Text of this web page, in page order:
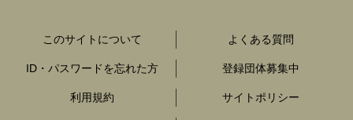
このサイトについて よくある質問
ID・パスワードを忘れた方 登録団体募集中
利用規約 サイトポリシー